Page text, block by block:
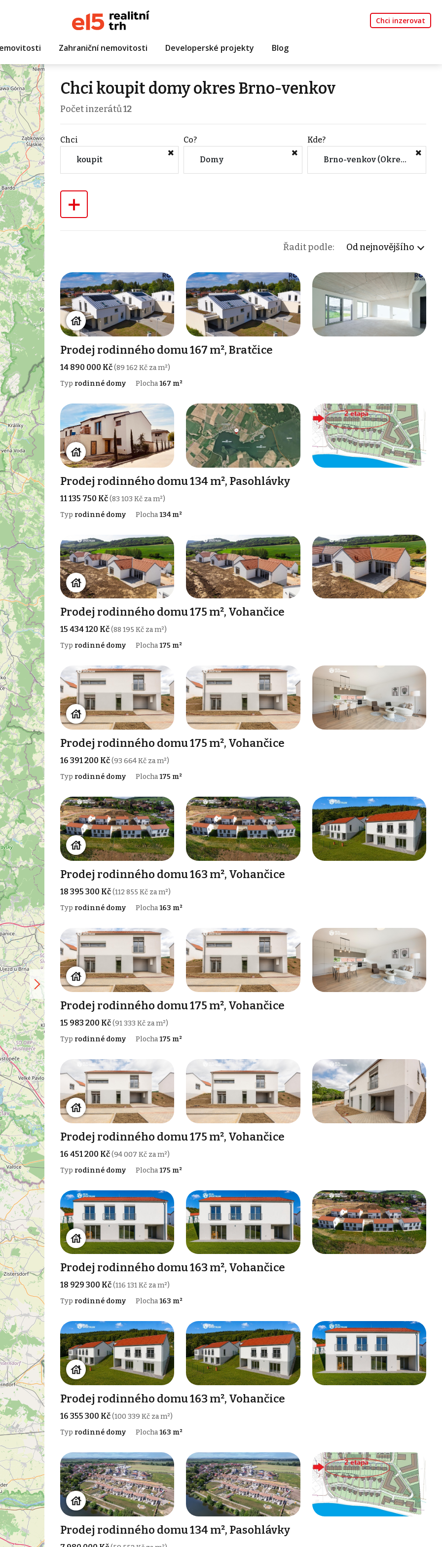
Chci inzerovat
Zahraniční nemovitosti Developerské projekty Blog
Chci koupit domy okres Brno-venkov
Počet inzerátů12
Chci
koupit
Co?
Domy
Kde?
Brno-venkov (Okres, Jihomoravský kraj)
+
Řadit podle: Od nejnovějšího
Prodej rodinného domu 167 m², Bratčice
14 890 000 Kč(89 162 Kč za m²)
Typ rodinné domy Plocha167 m²
Prodej rodinného domu 134 m², Pasohlávky
11 135 750 Kč(83 103 Kč za m²)
Typ rodinné domy Plocha134 m²
Prodej rodinného domu 175 m², Vohančice
15 434 120 Kč(88 195 Kč za m²)
Typ rodinné domy Plocha175 m²
Prodej rodinného domu 175 m², Vohančice
16 391 200 Kč(93 664 Kč za m²)
Typ rodinné domy Plocha175 m²
Prodej rodinného domu 163 m², Vohančice
18 395 300 Kč(112 855 Kč za m²)
Typ rodinné domy Plocha163 m²
Prodej rodinného domu 175 m², Vohančice
15 983 200 Kč(91 333 Kč za m²)
Typ rodinné domy Plocha175 m²
Prodej rodinného domu 175 m², Vohančice
16 451 200 Kč(94 007 Kč za m²)
Typ rodinné domy Plocha175 m²
Prodej rodinného domu 163 m², Vohančice
18 929 300 Kč(116 131 Kč za m²)
Typ rodinné domy Plocha163 m²
Prodej rodinného domu 163 m², Vohančice
16 355 300 Kč(100 339 Kč za m²)
Typ rodinné domy Plocha163 m²
Prodej rodinného domu 134 m², Pasohlávky